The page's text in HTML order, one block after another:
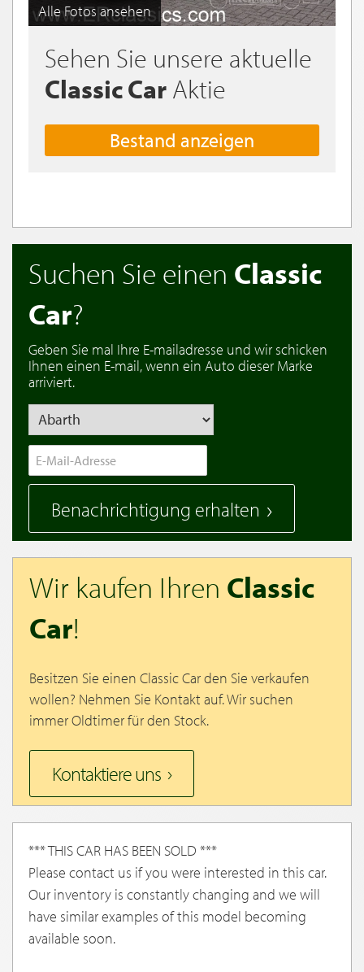
Alle Fotos ansehen
Sehen Sie unsere aktuelle
Classic Car Aktie
Bestand anzeigen
Suchen Sie einen Classic
Car?
Geben Sie mal Ihre E-mailadresse und wir schicken
Ihnen einen E-mail, wenn ein Auto dieser Marke
arriviert.
Benachrichtigung erhalten
Wir kaufen Ihren Classic
Car!
Besitzen Sie einen Classic Car den Sie verkaufen
wollen? Nehmen Sie Kontakt auf. Wir suchen
immer Oldtimer für den Stock.
Kontaktiere uns
*** THIS CAR HAS BEEN SOLD ***
Please contact us if you were interested in this car.
Our inventory is constantly changing and we will
have similar examples of this model becoming
available soon.